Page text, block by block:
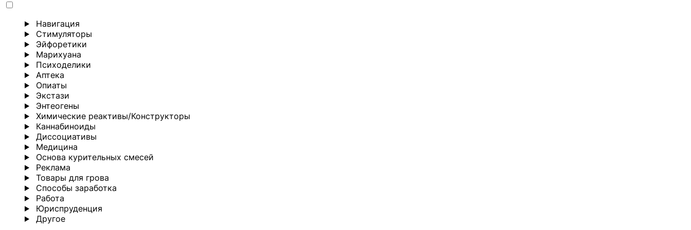
Навигация
Стимуляторы
Эйфоретики
Марихуана
Психоделики
Аптека
Опиаты
Экстази
Энтеогены
Химические реактивы/Конструкторы
Каннабиноиды
Диссоциативы
Медицина
Основа курительных смесей
Реклама
Товары для грова
Способы заработка
Работа
Юриспруденция
Другoе